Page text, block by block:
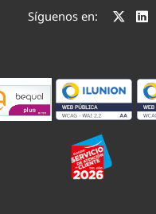
Síguenos en: